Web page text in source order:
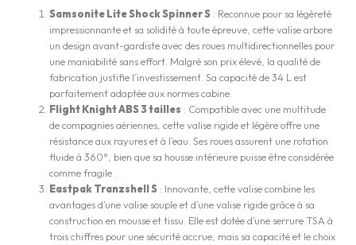
Samsonite Lite Shock Spinner S : Reconnue pour sa légèreté
impressionnante et sa solidité à toute épreuve, cette valise arbore
un design avant-gardiste avec des roues multidirectionnelles pour
une maniabilité sans effort. Malgré son prix élevé, la qualité de
fabrication justifie l’investissement. Sa capacité de 34 L est
parfaitement adaptée aux normes cabine​​.
Flight Knight ABS 3 tailles : Compatible avec une multitude
de compagnies aériennes, cette valise rigide et légère offre une
résistance aux rayures et à l’eau. Ses roues assurent une rotation
fluide à 360°, bien que sa housse intérieure puisse être considérée
comme fragile​ ​.
Eastpak Tranzshell S : Innovante, cette valise combine les
avantages d’une valise souple et d’une valise rigide grâce à sa
construction en mousse et tissu. Elle est dotée d’une serrure TSA à
trois chiffres pour une sécurité accrue, mais sa capacité et le choix